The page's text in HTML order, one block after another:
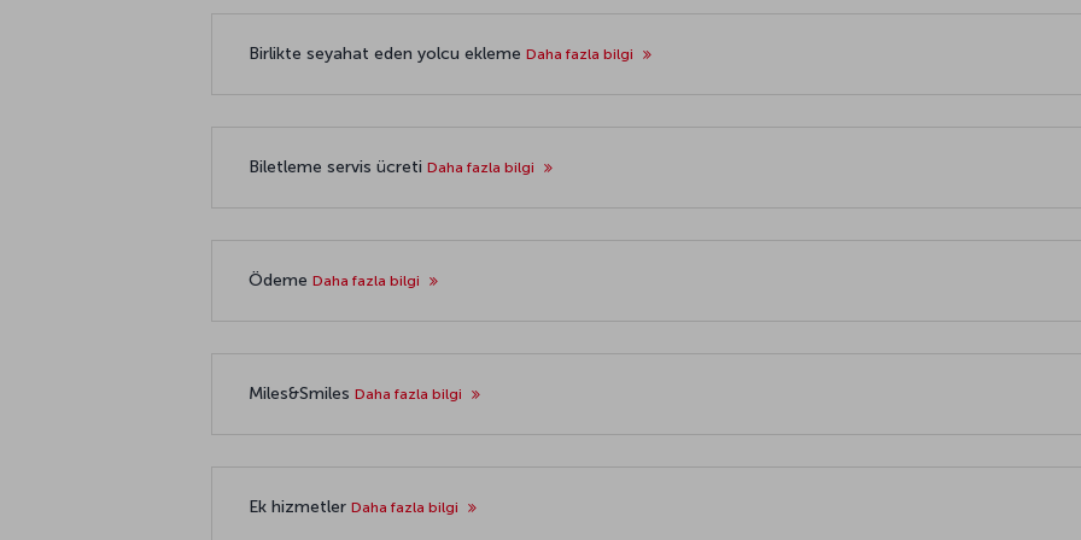
Birlikte seyahat eden yolcu ekleme Daha fazla bilgi
Biletleme servis ücreti Daha fazla bilgi
Ödeme Daha fazla bilgi
Miles&Smiles Daha fazla bilgi
Ek hizmetler Daha fazla bilgi